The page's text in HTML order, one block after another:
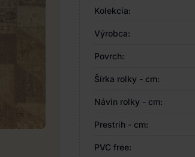
Kolekcia:
Výrobca:
Povrch:
Šírka rolky - cm:
Návin rolky - cm:
Prestrih - cm:
PVC free: